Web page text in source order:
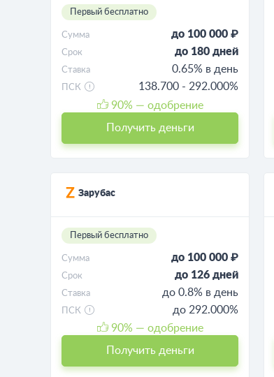
Первый бесплатно
Сумма до 100 000 ₽
Срок до 180 дней
Ставка 0.65% в день
ПСК
138.700 - 292.000%
90% — одобрение
Получить деньги
Зарубас
Первый бесплатно
Сумма до 100 000 ₽
Срок до 126 дней
Ставка до 0.8% в день
ПСК
до 292.000%
90% — одобрение
Получить деньги